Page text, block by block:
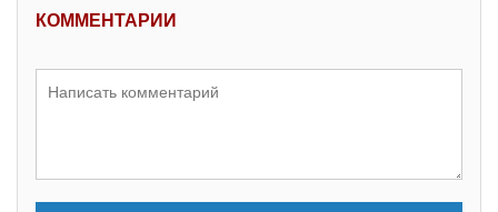
КОММЕНТАРИИ